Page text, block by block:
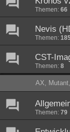
Themen: 66
Nevis
Themen:
CST-
Themen: 8
AX,
Themen: 79